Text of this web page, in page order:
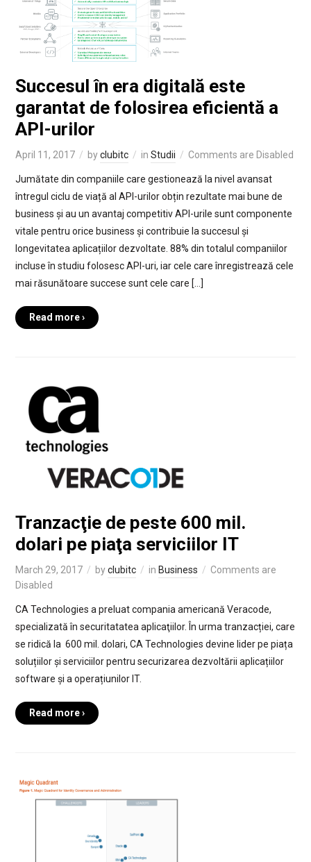
Succesul în era digitală este
garantat de folosirea eficientă a
API-urilor
April 11, 2017 byclubitc in Studii Comments are Disabled
Jumătate din companiile care gestionează la nivel avansat
întregul ciclu de viață al API-urilor obțin rezultate mai bune de
business și au un avantaj competitiv API-urile sunt componente
vitale pentru orice business și contribuie la succesul și
longevitatea aplicațiilor dezvoltate. 88% din totalul companiilor
incluse în studiu folosesc API-uri, iar cele care înregistrează cele
mai răsunătoare succese sunt cele care […]
Read more ›
Tranzacţie de peste 600 mil.
dolari pe piaţa serviciilor IT
March 29, 2017 byclubitc in Business
Comments are
Disabled
CA Technologies a preluat compania americană Veracode,
specializată în securitatatea aplicaţiilor. În urma tranzacției, care
se ridică la 600 mil. dolari, CA Technologies devine lider pe piața
soluțiilor și serviciilor pentru securizarea dezvoltării aplicațiilor
software și a operațiunilor IT.
Read more ›